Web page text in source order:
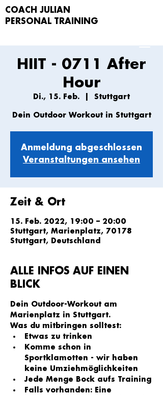
COACH JULIAN
PERSONAL TRAIN
ING
HIIT - 0711 After
Hour
Di., 15. Feb. Stuttgart
Dein Outdoor Workout in Stuttgart
Anmeldung abgeschlossen
Veranstaltungen ansehen
Zeit & Ort
15. Feb. 2022, 19:00 – 20:00
Stuttgart, Marienplatz, 70178
Stuttgart, Deutschland
ALLE INFOS AUF EINEN
BLICK
Dein Outdoor-Workout am
Marienplatz in Stuttgart.
Was du mitbringen solltest:
Etwas zu trinken
Komme schon in
Sportklamotten - wir haben
keine Umziehmöglichkeiten
Jede Menge Bock aufs Training
Falls vorhanden: Eine